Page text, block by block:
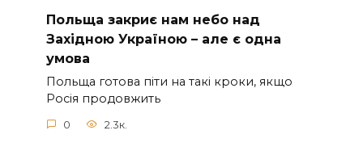
Польща закриє нам небо над
Західною Україною – але є одна
умова
Польща готова піти на такі кроки, якщо
Росія продовжить
0 2.3к.